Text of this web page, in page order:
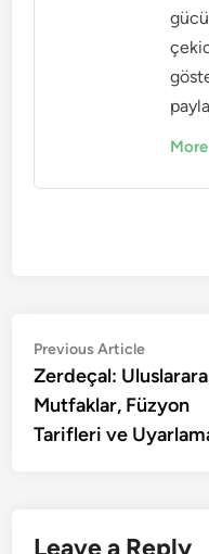
Post
navigation
Previous ArticlePrevious
article:
Zerdeçal:
Mutfaklar, Füzyon
Tarifleri ve
Leave a Reply